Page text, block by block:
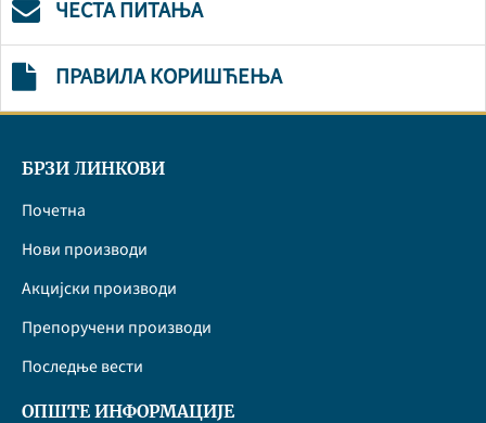
ЧЕСТА ПИТАЊА
ПРАВИЛА КОРИШЋЕЊА
БРЗИ ЛИНКОВИ
Почетна
Нови производи
Акцијски производи
Препоручени производи
Последње вести
ОПШТЕ ИНФОРМАЦИЈЕ